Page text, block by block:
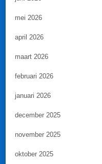
mei 2026
april 2026
maart 2026
februari 2026
januari 2026
december 2025
november 2025
oktober 2025